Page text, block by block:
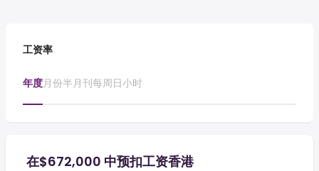
工资率
年度月份半月刊每周日小时
在$672,000 中预扣工资香港